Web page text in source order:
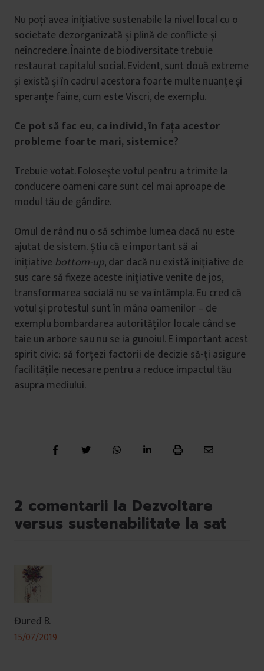
Nu poți avea inițiative sustenabile la nivel local cu o
societate dezorganizată și plină de conflicte și
neîncredere. Înainte de biodiversitate trebuie
restaurat capitalul social. Evident, sunt două extreme
și există și în cadrul acestora foarte multe nuanțe și
speranțe faine, cum este Viscri, de exemplu.
Ce pot să fac eu, ca individ, în fața acestor
probleme foarte mari, sistemice?
Trebuie votat. Folosește votul pentru a trimite la
conducere oameni care sunt cel mai aproape de
modul tău de gândire.
Omul de rând nu o să schimbe lumea dacă nu este
ajutat de sistem. Știu că e important să ai
inițiative bottom-up, dar dacă nu există inițiative de
sus care să fixeze aceste inițiative venite de jos,
transformarea socială nu se va întâmpla. Eu cred că
votul și protestul sunt în mâna oamenilor – de
exemplu bombardarea autorităților locale când se
taie un arbore sau nu se ia gunoiul. E important acest
spirit civic: să forțezi factorii de decizie să-ți asigure
facilitățile necesare pentru a reduce impactul tău
asupra mediului.
2 comentarii la Dezvoltare
versus sustenabilitate la sat
Đuređ B.
15/07/2019